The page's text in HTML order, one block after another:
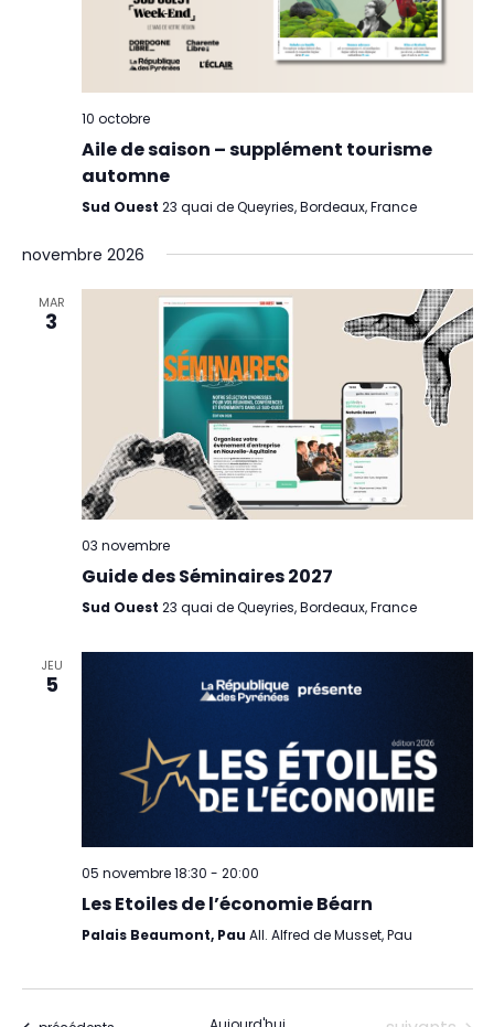
10 octobre
Aile de saison – supplément tourisme
automne
Sud Ouest 23 quai de Queyries, Bordeaux, France
novembre 2026
MAR
3
03 novembre
Guide des Séminaires 2027
Sud Ouest 23 quai de Queyries, Bordeaux, France
JEU
5
05 novembre 18:30 - 20:00
Les Etoiles de l’économie Béarn
Palais Beaumont, Pau All. Alfred de Musset, Pau